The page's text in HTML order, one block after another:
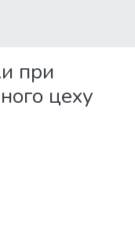
при
цеху